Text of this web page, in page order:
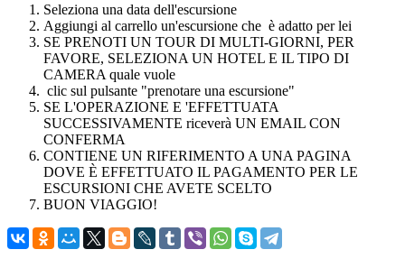
Seleziona una data dell'escursione
Aggiungi al carrello un'escursione che è adatto per lei
SE PRENOTI UN TOUR DI MULTI-GIORNI, PER
FAVORE, SELEZIONA UN HOTEL E IL TIPO DI
CAMERA quale vuole
clic sul pulsante "prenotare una escursione"
SE L'OPERAZIONE E 'EFFETTUATA
SUCCESSIVAMENTE riceverà UN EMAIL CON
CONFERMA
CONTIENE UN RIFERIMENTO A UNA PAGINA
DOVE È EFFETTUATO IL PAGAMENTO PER LE
ESCURSIONI CHE AVETE SCELTO
BUON VIAGGIO!